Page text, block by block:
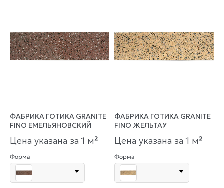
ФАБРИКА ГОТИКА GRANITE
FINO ЕМЕЛЬЯНОВСКИЙ
Цена указана за 1 м²
Форма
ФАБРИКА ГОТИКА GRANITE
FINO ЖЕЛЬТАУ
Цена указана за 1 м²
Форма